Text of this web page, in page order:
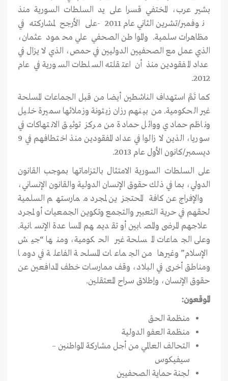
بشير عرب، المختفي قسرا على يد السلطات السورية منذ
نوفمبر/تشرين الثاني عام 2011 -على الأرجح لمشاركته في
مظاهرات سلمية. والمواطن الصحفي علي محمود عثمان،
الذي عمل مع الصحفيين الدوليين في حمص، الذي لا يزال في
عداد المفقودين منذ أن اعتقلته السلطات السورية في عام
2012.
كما تَمَّ استهداف الناشطين أيضا من قبل الجماعات المسلحة
غير الحكومية. من بينهم رزان زيتونة وزملائها سميرة خليل
وناظم حمادي ووائل حمادة من مركز توثيق الانتهاكات في
سوريا، الذين لا زالوا في عداد المفقودين منذ اختطافهم في 9
ديسمبر/كانون الأول عام 2013.
على السلطات السورية الامتثال بالتزاماتها بموجب القانون
الدولي، بما في ذلك حقوق الإنسان الدولية والقانون الإنساني،
والإفراج عن كافة المحتجزين لمجرد ممارستهم السلمية
لحقهم في حرية التعبير والتجمع وتكوين الجمعيات أو لمجرد
علاجهم المرضى والمصابين أو تقديمهم المساعدة الإنسانية.
وعلى الجماعات المسلحة غير الحكومية، ومنها “جيش
الإسلام” وغيرها من الجماعات المسلحة الفاعلة في دوما
ومناطق أخرى في البلاد، وقف ممارسات خطف المدافعين عن
حقوق الإنسان، وإطلاق سراح المعتقلين.
الموقعون:
منظمة الحق
منظمة العفو الدولية
التحالف العالمي من أجل مشاركة المواطنين –
سيفيكوس
لجنة حماية الصحفيين